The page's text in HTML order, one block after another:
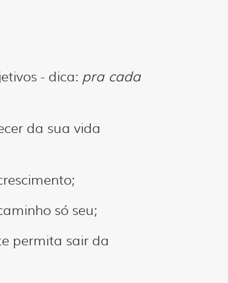
- dica: pra cada
da sua vida
só seu;
permita sair da